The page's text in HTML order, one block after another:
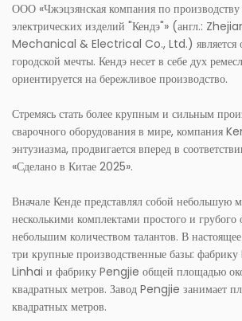
ООО «Чжэцзянская компания по
электрических изделий "Кендэ"» (англ.:
Mechanical & Electrical Co., Ltd.) является
городской мечты. Кендэ несет в себе дух
ориентируется на бережливое производство.
Стремясь стать более крупным и сильным
сварочного оборудования в мире, компания
энтузиазма, продвигается вперед в
«Сделано в Китае 2025».
Вначале Кенде представлял собой небольшую
несколькими комплектами простого и грубого
небольшим количеством талантов. В
три крупные производственные базы:
Linhai и фабрику Pengjie общей площадью
квадратных метров. Завод Pengjie занимает
квадратных метров.